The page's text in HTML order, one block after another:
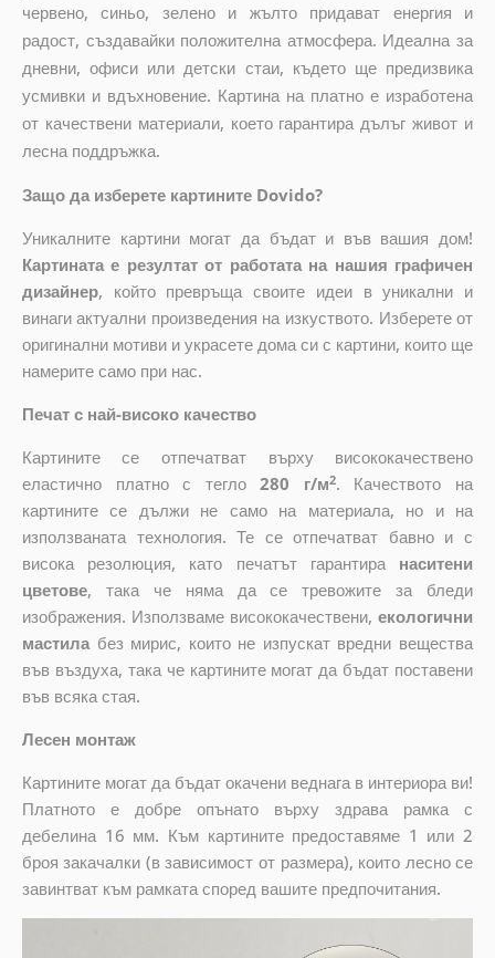
червено, синьо, зелено и жълто придават енергия и
радост, създавайки положителна атмосфера. Идеална за
дневни, офиси или детски стаи, където ще предизвика
усмивки и вдъхновение. Картина на платно е изработена
от качествени материали, което гарантира дълъг живот и
лесна поддръжка.
Защо да изберете картините Dovido?
Уникалните картини могат да бъдат и във вашия дом!
Картината е резултат от работата на нашия графичен
дизайнер, койтопревръща своите идеи в уникални и
винаги актуални произведения на изкуството. Изберете от
оригинални мотиви и украсете дома си с картини, които ще
намерите само при нас.
Печат с най-високо качество
Картините се отпечатват върху висококачествено
еластично платно с тегло280 г/м2. Качеството на
картините се дължи не само на материала, но и на
използваната технология. Те се отпечатват бавно и с
висока резолюция, като печатът гарантира наситени
цветове, така че няма да се тревожите за бледи
изображения. Използваме висококачествени,екологични
мастилабез мирис, които не изпускат вредни вещества
във въздуха, така че картините могат да бъдат поставени
във всяка стая.
Лесен монтаж
Картините могат да бъдат окачени веднага в интериора ви!
Платното е добре опънато върху здрава рамка с
дебелина 16 мм. Към картините предоставяме 1 или 2
броя закачалки (в зависимост от размера), които лесно се
завинтват към рамката според вашите предпочитания.